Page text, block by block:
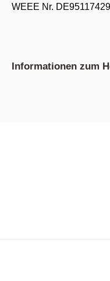
WEEE Nr. DE95117429
Informationen zum